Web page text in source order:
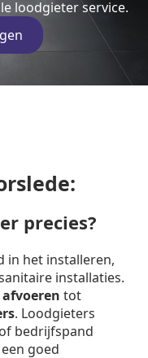
loodgieter service.
precies?
in het installeren,
installaties.
afvoeren tot
. Loodgieters
bedrijfspand
goed